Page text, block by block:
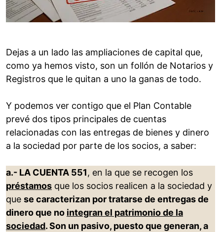
Dejas a un lado las ampliaciones de capital que,
como ya hemos visto, son un follón de Notarios y
Registros que le quitan a uno la ganas de todo.
Y podemos ver contigo que el Plan Contable
prevé dos tipos principales de cuentas
relacionadas con las entregas de bienes y dinero
a la sociedad por parte de los socios, a saber:
a.- LA CUENTA 551, en la que se recogen los
préstamos que los socios realicen a la sociedad y
que se caracterizan por tratarse de entregas de
dinero que no integran el patrimonio de la
sociedad. Son un pasivo, puesto que generan, a